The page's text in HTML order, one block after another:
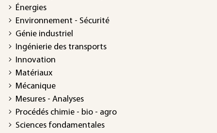
Énergies
Environnement - Sécurité
Génie industriel
Ingénierie des transports
Innovation
Matériaux
Mécanique
Mesures - Analyses
Procédés chimie - bio - agro
Sciences fondamentales